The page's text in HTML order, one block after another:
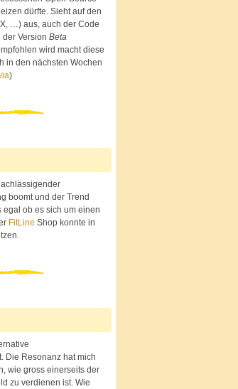
dürfte. Sieht auf den
…) aus, auch der Code
Version Beta
wird macht diese
in den nächsten Wochen
)
boomt und der Trend
ob es sich um einen
FitLine Shop konnte in
Die Resonanz hat mich
wie gross einerseits der
zu verdienen ist. Wie